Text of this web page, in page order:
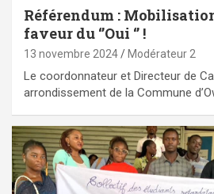
Référendum :
faveur du ‘’Oui ‘’ !
13 novembre 2024 Modérateur 2
Le coordonnateur et Directeur de
arrondissement de la Commune